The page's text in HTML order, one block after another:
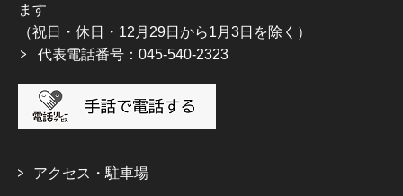
ます
（祝日・休日・12月29日から1月3日を除く）
代表電話番号：045-540-2323
アクセス・駐車場